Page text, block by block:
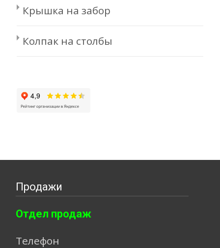
Крышка на забор
Колпак на столбы
Продажи
Отдел продаж
Телефон